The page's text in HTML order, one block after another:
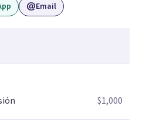
Email
$1,000